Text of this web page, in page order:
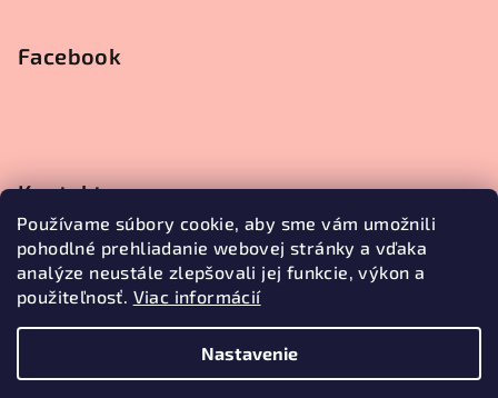
Používame súbory cookie, aby sme vám umožnili
pohodlné prehliadanie webovej stránky a vďaka
analýze neustále zlepšovali jej funkcie, výkon a
použiteľnosť. Viac informácií
Nastavenie
Facebook
Kontakt
objednavky@janetecreative.sk
+421905499957